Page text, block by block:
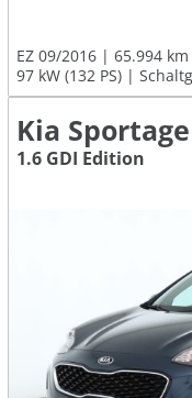
EZ 09/2016
65.994 km
97 kW (132 PS)
Kia Sportage
1.6 GDI Edition